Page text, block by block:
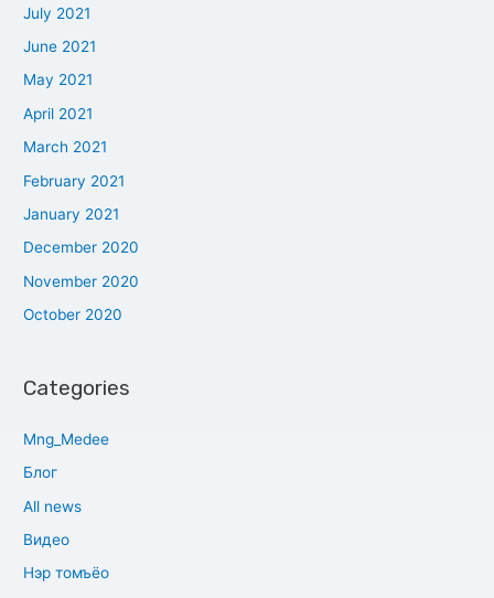
July 2021
June 2021
May 2021
April 2021
March 2021
February 2021
January 2021
December 2020
November 2020
October 2020
Categories
Mng_Medee
Блог
All news
Видео
Нэр томъёо